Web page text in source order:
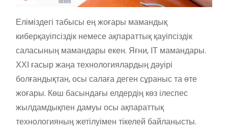
Еліміздегі табысы ең жоғары мамандық
киберқауіпсіздік немесе ақпараттық қауіпсіздік
саласының мамандары екен. Яғни, ІТ мамандары.
ХХІ ғасыр жаңа технологиялардың дәуірі
болғандықтан, осы салаға деген сұраныс та өте
жоғары. Көш басындағы елдердің көз ілеспес
жылдамдықпен дамуы осы ақпараттық
технологияның жетілуімен тікелей байланысты.